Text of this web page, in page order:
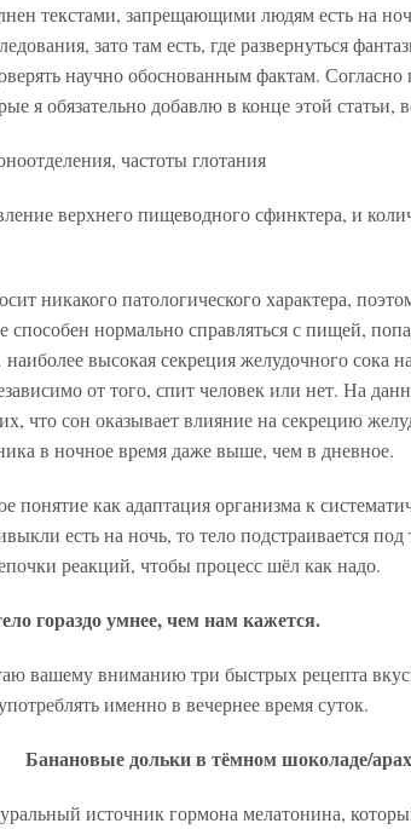
текстами, запрещающими людям есть на
зато там есть, где развернуться
научно обоснованным фактам.
я обязательно добавлю в конце этой статьи,
частоты глотания
верхнего пищеводного сфинктера, и
никакого патологического характера,
способен нормально справляться с пищей,
высокая секреция желудочного сока
от того, спит человек или нет. На
что сон оказывает влияние на секрецию
в ночное время даже выше, чем в дневное.
понятие как адаптация организма к
есть на ночь, то тело подстраивается
реакций, чтобы процесс шёл как надо.
гораздо умнее, чем нам кажется.
вашему вниманию три быстрых рецепта
именно в вечернее время суток.
Банановые дольки в тёмном шоколаде/
источник гормона мелатонина,